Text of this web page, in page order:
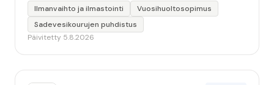
Ilmanvaihto ja ilmastointi
Vuosihuoltosopimus
Sadevesikourujen puhdistus
Päivitetty 5.8.2026